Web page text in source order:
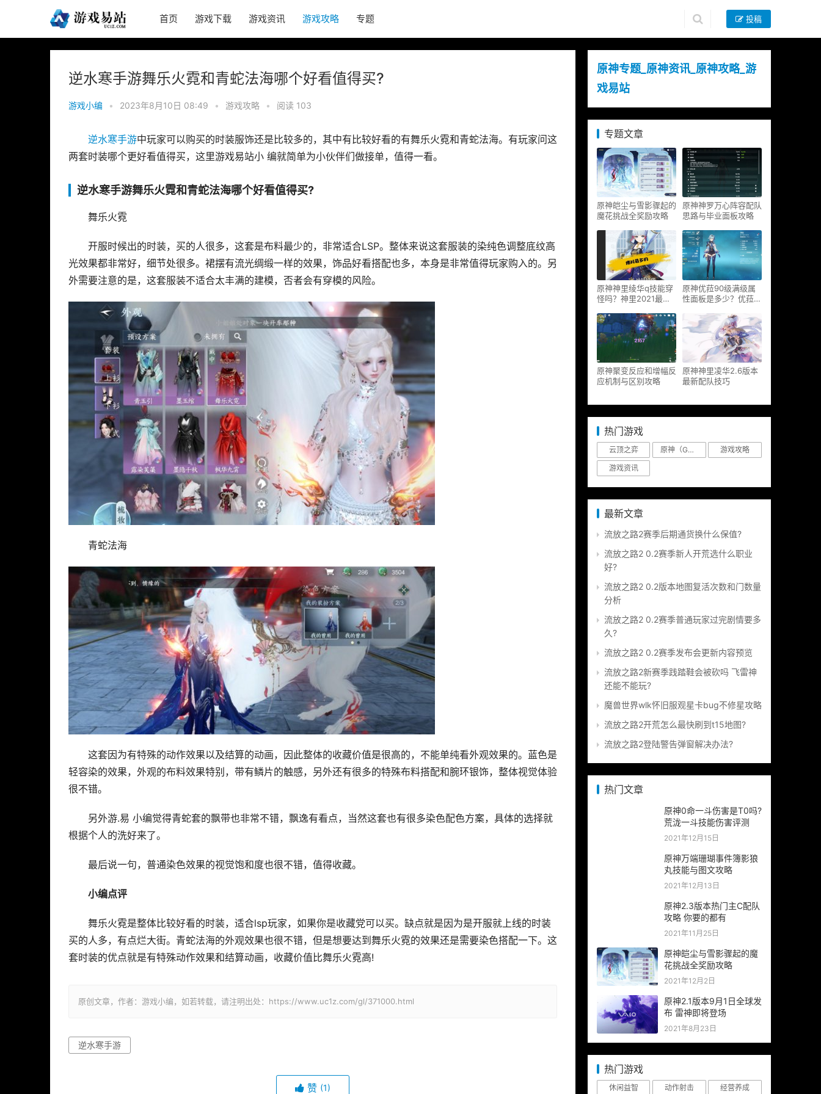
首页 游戏下载 游戏资讯 游戏攻略 专题 投稿
逆水寒手游舞乐火霓和青蛇法海哪个好看值得买?
游戏小编 • 2023年8月10日 08:49 • 游戏攻略 • 阅读 103
逆水寒手游中玩家可以购买的时装服饰还是比较多的，其中有比较好看的有舞乐火霓和青蛇法海。有玩家问这
两套时装哪个更好看值得买，这里游戏易站小 编就简单为小伙伴们做接单，值得一看。
逆水寒手游舞乐火霓和青蛇法海哪个好看值得买?
舞乐火霓
开服时候出的时装，买的人很多，这套是布料最少的，非常适合LSP。整体来说这套服装的染纯色调整底纹高
光效果都非常好，细节处很多。裙摆有流光绸缎一样的效果，饰品好看搭配也多，本身是非常值得玩家购入的。另
外需要注意的是，这套服装不适合太丰满的建模，否者会有穿模的风险。
青蛇法海
这套因为有特殊的动作效果以及结算的动画，因此整体的收藏价值是很高的，不能单纯看外观效果的。蓝色是
轻容染的效果，外观的布料效果特别，带有鳞片的触感，另外还有很多的特殊布料搭配和腕环银饰，整体视觉体验
很不错。
另外游.易 小编觉得青蛇套的飘带也非常不错，飘逸有看点，当然这套也有很多染色配色方案，具体的选择就
根据个人的洗好来了。
最后说一句，普通染色效果的视觉饱和度也很不错，值得收藏。
小编点评
舞乐火霓是整体比较好看的时装，适合lsp玩家，如果你是收藏党可以买。缺点就是因为是开服就上线的时装
买的人多，有点烂大街。青蛇法海的外观效果也很不错，但是想要达到舞乐火霓的效果还是需要染色搭配一下。这
套时装的优点就是有特殊动作效果和结算动画，收藏价值比舞乐火霓高!
原创文章，作者：游戏小编，如若转载，请注明出处：https://www.uc1z.com/gl/371000.html
逆水寒手游
赞 (1)
原神专题_原神资讯_原神攻略_游
戏易站
专题文章
原神皑尘与雪影骤起的
魔花挑战全奖励攻略
原神神罗万心阵容配队
思路与毕业面板攻略
原神神里绫华q技能穿
怪吗？神里2021最新
原神优菈90级满级属
性面板是多少？优菈大
原神聚变反应和增幅反
应机制与区别攻略
原神神里凌华2.6版本
最新配队技巧
热门游戏
云顶之弈 原神（Genshin Impact）
游戏攻略
游戏资讯
最新文章
流放之路2赛季后期通货换什么保值?
流放之路2 0.2赛季新人开荒选什么职业
好?
流放之路2 0.2版本地图复活次数和门数量
分析
流放之路2 0.2赛季普通玩家过完剧情要多
久?
流放之路2 0.2赛季发布会更新内容预览
流放之路2新赛季践踏鞋会被砍吗 飞雷神
还能不能玩?
魔兽世界wlk怀旧服观星卡bug不修星攻略
流放之路2开荒怎么最快刷到t15地图?
流放之路2登陆警告弹窗解决办法?
热门文章
原神0命一斗伤害是T0吗?
荒泷一斗技能伤害评测
2021年12月15日
原神万端珊瑚事件簿影狼
丸技能与图文攻略
2021年12月13日
原神2.3版本热门主C配队
攻略 你要的都有
2021年11月25日
原神皑尘与雪影骤起的魔
花挑战全奖励攻略
2021年12月2日
原神2.1版本9月1日全球发
布 雷神即将登场
2021年8月23日
热门游戏
休闲益智 动作射击 经营养成